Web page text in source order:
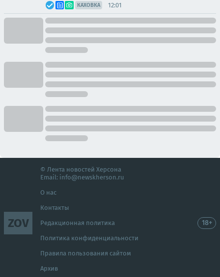
КАХОВКА 12:01
ZOV
© Лента новостей Херсона
Email: info@newskherson.ru
О нас
Контакты
Редакционная политика
Политика конфиденциальности
Правила пользования сайтом
Архив
18+